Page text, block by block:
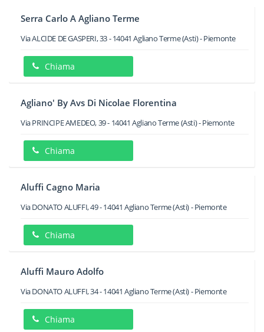
Serra Carlo A Agliano Terme
Via ALCIDE DE GASPERI, 33-14041 Agliano Terme(Asti) -Piemonte
Chiama
Agliano' By Avs Di Nicolae Florentina
Via PRINCIPE AMEDEO, 39- 14041 Agliano Terme(Asti) -Piemonte
Chiama
Aluffi Cagno Maria
Via DONATO ALUFFI, 49-14041 Agliano Terme(Asti) -Piemonte
Chiama
Aluffi Mauro Adolfo
Via DONATO ALUFFI, 34-14041 Agliano Terme(Asti) -Piemonte
Chiama